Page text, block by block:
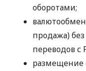
оборотами;
продажа)
переводов с
размещение